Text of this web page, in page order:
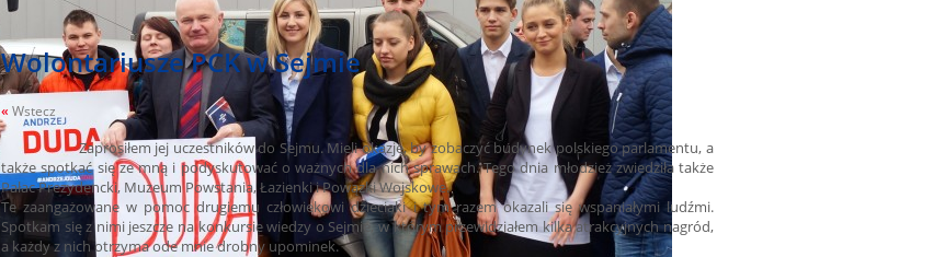
Wolontariusze PCK w Sejmie
« Wstecz
Zaprosiłem jej uczestników do Sejmu. Mieli okazję, by zobaczyć budynek polskiego parlamentu, a
także spotkać się ze mną i podyskutować o ważnych dla nich sprawach. Tego dnia młodzież zwiedziła także
Pałac Prezydencki, Muzeum Powstania, Łazienki i Powązki Wojskowe.
Te zaangażowane w pomoc drugiemu człowiekowi dzieciaki i tym razem okazali się wspaniałymi ludźmi.
Spotkam się z nimi jeszcze na konkursie wiedzy o Sejmie, w którym przewidziałem kilka atrakcyjnych nagród,
a każdy z nich otrzyma ode mnie drobny upominek.